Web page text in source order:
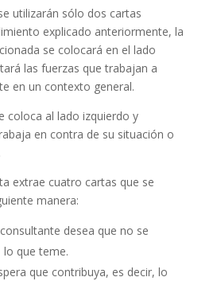
utilizarán sólo dos cartas
explicado anteriormente, la
se colocará en el lado
las fuerzas que trabajan a
en un contexto general.
coloca al lado izquierdo y
en contra de su situación o
extrae cuatro cartas que se
manera:
desea que no se
lo que teme.
que contribuya, es decir, lo